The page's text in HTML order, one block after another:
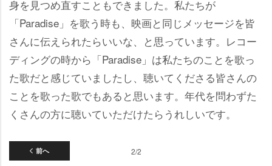
身を見つめ直すこともできました。私たちが
「Paradise」を歌う時も、映画と同じメッセージを皆
さんに伝えられたらいいな、と思っています。レコー
ディングの時から「Paradise」は私たちのことを歌っ
た歌だと感じていましたし、聴いてくださる皆さんの
ことを歌った歌でもあると思います。年代を問わずた
くさんの方に聴いていただけたらうれしいです。
前へ 2/2